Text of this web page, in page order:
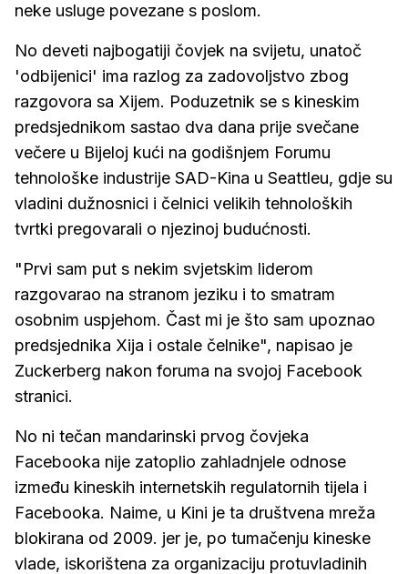
neke usluge povezane s poslom.
No deveti najbogatiji čovjek na svijetu, unatoč
'odbijenici' ima razlog za zadovoljstvo zbog
razgovora sa Xijem. Poduzetnik se s kineskim
predsjednikom sastao dva dana prije svečane
večere u Bijeloj kući na godišnjem Forumu
tehnološke industrije SAD-Kina u Seattleu, gdje su
vladini dužnosnici i čelnici velikih tehnoloških
tvrtki pregovarali o njezinoj budućnosti.
"Prvi sam put s nekim svjetskim liderom
razgovarao na stranom jeziku i to smatram
osobnim uspjehom. Čast mi je što sam upoznao
predsjednika Xija i ostale čelnike", napisao je
Zuckerberg nakon foruma na svojoj Facebook
stranici.
No ni tečan mandarinski prvog čovjeka
Facebooka nije zatoplio zahladnjele odnose
između kineskih internetskih regulatornih tijela i
Facebooka. Naime, u Kini je ta društvena mreža
blokirana od 2009. jer je, po tumačenju kineske
vlade, iskorištena za organizaciju protuvladinih